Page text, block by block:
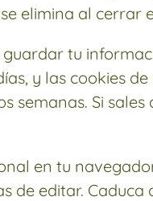
elimina al cerrar
tu
y las cookies
Si
en tu
editar. Caduca